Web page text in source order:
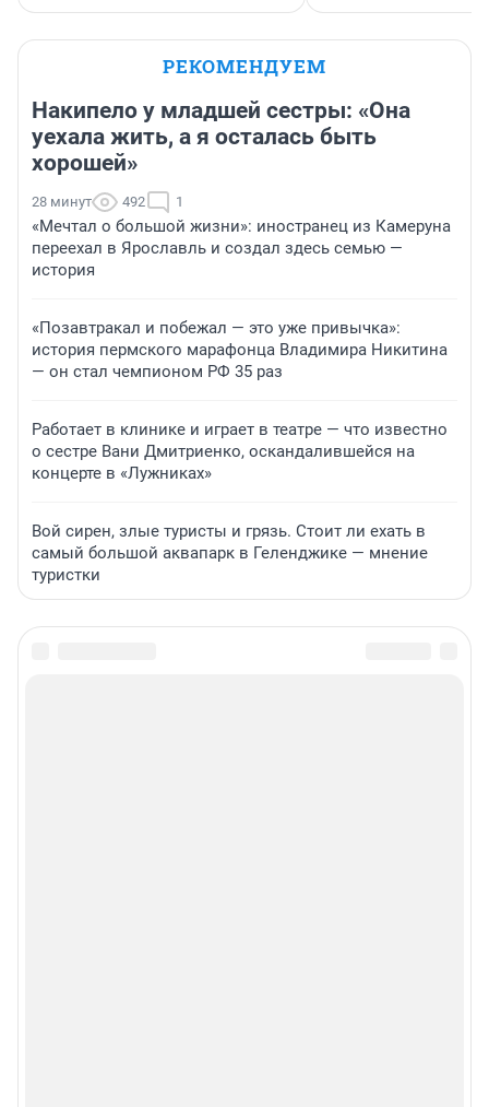
РЕКОМЕНДУЕМ
Накипело у младшей сестры: «Она
уехала жить, а я осталась быть
хорошей»
28 минут 492 1
«Мечтал о большой жизни»: иностранец из Камеруна
переехал в Ярославль и создал здесь семью —
история
«Позавтракал и побежал — это уже привычка»:
история пермского марафонца Владимира Никитина
— он стал чемпионом РФ 35 раз
Работает в клинике и играет в театре — что известно
о сестре Вани Дмитриенко, оскандалившейся на
концерте в «Лужниках»
Вой сирен, злые туристы и грязь. Стоит ли ехать в
самый большой аквапарк в Геленджике — мнение
туристки